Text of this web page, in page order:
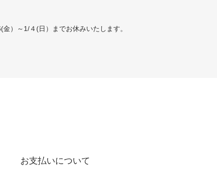
）～1/４(日）までお休みいたします。
お支払いについて